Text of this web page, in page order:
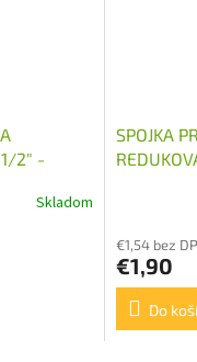
1/2" -
Skladom
SPOJKA
€1,54 bez
€1,90
Do